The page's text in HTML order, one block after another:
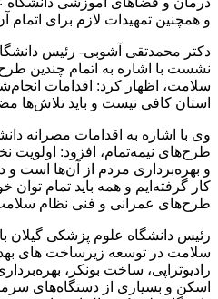
و همچنین تمهیدات لازم برای
دکتر محمدتقی آشوبی- رئیس
نشست با اشاره به اتمام چندین
سلامت، اظهار کرد: اقدامات
استان کافی نیست و باید تلاش‌ها
وی با اشاره به اقدامات مصرانه
طرح‌های نیمه‌تمام، افزود:
و بهره‌برداری مردم از آن‌ها است و
کار گرفته‌ایم و همه باید تمام توان
طرح‌های عمرانی و فنی نظام سلامت
رئیس دانشگاه علوم پزشکی گیلان
سلامت در توسعه زیرساخت های
اسکن و بسیاری از دستگاه‌های